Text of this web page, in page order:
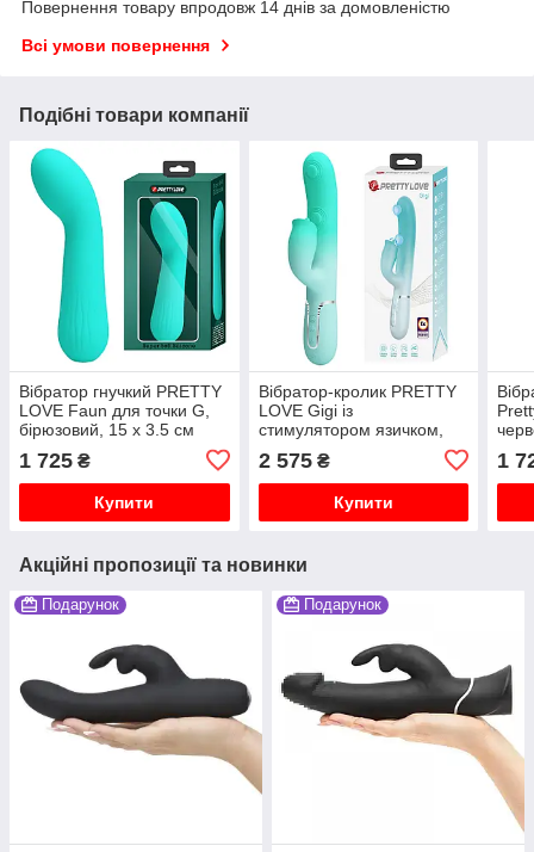
Повернення товару впродовж 14 днів за домовленістю
Всі умови повернення
Подібні товари компанії
Вібратор гнучкий PRETTY
LOVE Faun для точки G,
бірюзовий, 15 х 3.5 см
1 725 ₴
Купити
Вібратор-кролик PRETTY
LOVE Gigi із
стимулятором язичком,
блакитний, 22.8 х 3.4 см
2 575₴
Купити
1
Акційні пропозиції та новинки
Подарунок Подарунок